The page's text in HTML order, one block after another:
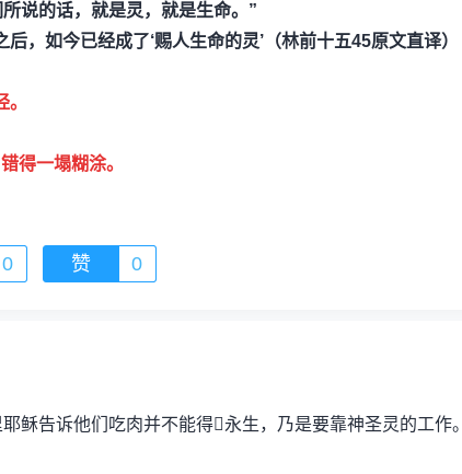
说的话，就是灵，就是生命。”
，如今已经成了‘赐人生命的灵’（林前十五45原文直译）
得一塌糊涂。
0 赞 0
稣告诉他们吃肉并不能得永生，乃是要靠神圣灵的工作。